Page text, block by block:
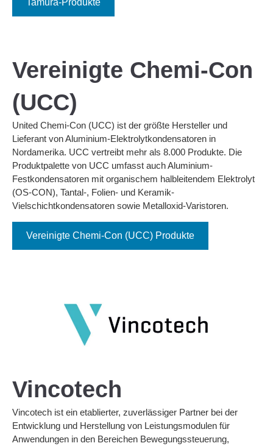
Tamura-Produkte
Vereinigte Chemi-Con
(UCC)
United Chemi-Con (UCC) ist der größte Hersteller und
Lieferant von Aluminium-Elektrolytkondensatoren in
Nordamerika. UCC vertreibt mehr als 8.000 Produkte. Die
Produktpalette von UCC umfasst auch Aluminium-
Festkondensatoren mit organischem halbleitendem Elektrolyt
(OS-CON), Tantal-, Folien- und Keramik-
Vielschichtkondensatoren sowie Metalloxid-Varistoren.
Vereinigte Chemi-Con (UCC) Produkte
Vincotech
Vincotech ist ein etablierter, zuverlässiger Partner bei der
Entwicklung und Herstellung von Leistungsmodulen für
Anwendungen in den Bereichen Bewegungssteuerung,